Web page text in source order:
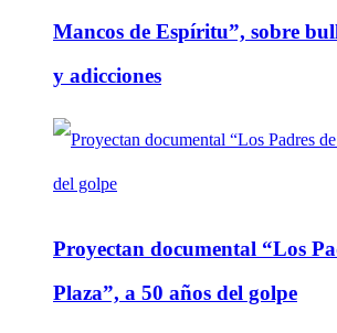
Mancos de Espíritu”, sobre
y adicciones
Proyectan documental “Los
Plaza”, a 50 años del golpe